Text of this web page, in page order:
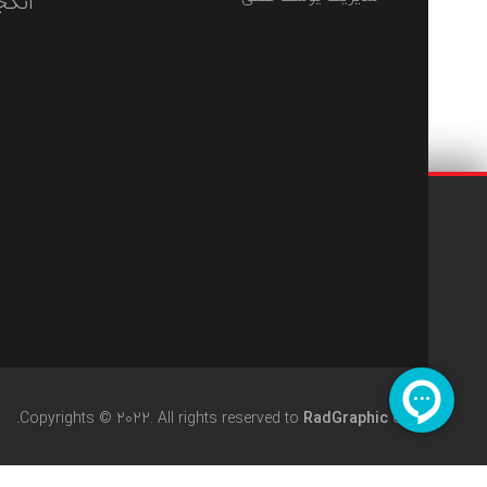
Copyrights © 2022. All rights reserved to RadGraphicCo.